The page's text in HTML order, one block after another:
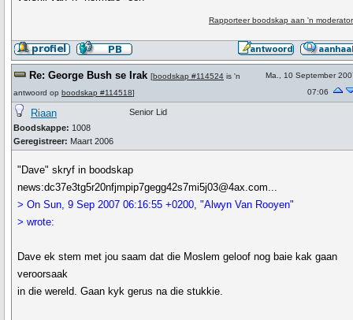
Rapporteer boodskap aan 'n moderator
Re: George Bush se Irak [boodskap #114524 is 'n
antwoord op boodskap #114518]
Ma., 10 September
07:06
Riaan
Boodskappe: 1008
Geregistreer: Maart 2006
Senior Lid
"Dave" skryf in boodskap
news:dc37e3tg5r20nfjmpip7gegg42s7mi5j03@4ax.com...
> On Sun, 9 Sep 2007 06:16:55 +0200, "Alwyn Van Rooyen"
> wrote:
Dave ek stem met jou saam dat die Moslem geloof nog baie kak gaan
veroorsaak
in die wereld. Gaan kyk gerus na die stukkie.